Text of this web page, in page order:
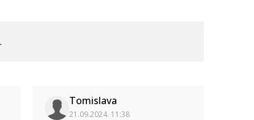
Tomislava
21.09.2024. 11:38